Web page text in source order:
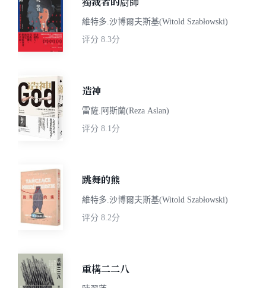
維特多.沙博爾夫斯基(Witold Szabłowski)
评分 8.3分
造神
雷薩.阿斯蘭(Reza Aslan)
评分 8.1分
跳舞的熊
維特多.沙博爾夫斯基(Witold Szabłowski)
评分 8.2分
重構二二八